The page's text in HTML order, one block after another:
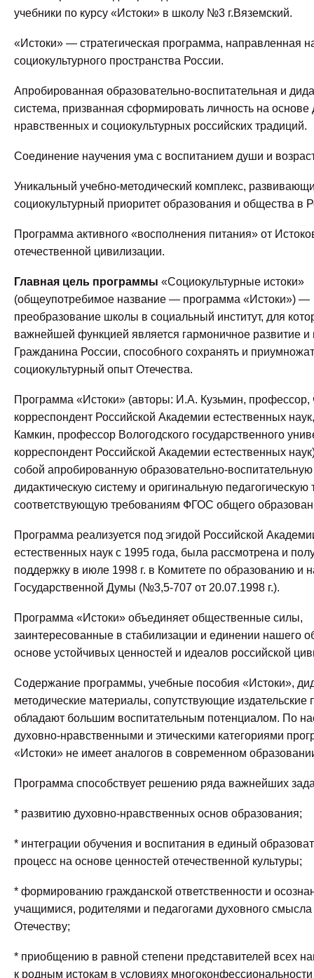
учебники по курсу «Истоки» в школу №3 г.Вяземский.
«Истоки» — стратегическая программа, направленная
социокультурного пространства России.
Апробированная образовательно-воспитательная и
система, призванная сформировать личность на основе
нравственных и социокультурных российских традиций.
Соединение научения ума с воспитанием души и
Уникальный учебно-методический комплекс,
социокультурный приоритет образования и общества в
Программа активного «восполнения питания» от
отечественной цивилизации.
Главная цель программы «Социокультурные истоки»
(общеупотребимое название — программа «Истоки») —
преобразование школы в социальный институт, для
важнейшей функцией является гармоничное развитие и
Гражданина России, способного сохранять и
социокультурный опыт Отечества.
Программа «Истоки» (авторы: И.А. Кузьмин, профессор,
корреспондент Российской Академии естественных
Камкин, профессор Вологодского государственного
корреспондент Российской Академии естественных
собой апробированную образовательно-
дидактическую систему и оригинальную педагогическую
соответствующую требованиям ФГОС общего
Программа реализуется под эгидой Российской
естественных наук с 1995 года, была рассмотрена и
поддержку в июле 1998 г. в Комитете по образованию и
Государственной Думы (№3,5-707 от 20.07.1998 г.).
Программа «Истоки» объединяет общественные силы,
заинтересованные в стабилизации и единении нашего
основе устойчивых ценностей и идеалов российской
Содержание программы, учебные пособия «Истоки»,
методические материалы, сопутствующие
обладают большим воспитательным потенциалом. По
духовно-нравственными и этическими категориями
«Истоки» не имеет аналогов в современном
Программа способствует решению ряда важнейших
* развитию духовно-нравственных основ образования;
* интеграции обучения и воспитания в единый
процесс на основе ценностей отечественной культуры;
* формированию гражданской ответственности и
учащимися, родителями и педагогами духовного
Отечеству;
* приобщению в равной степени представителей всех
к родным истокам в условиях